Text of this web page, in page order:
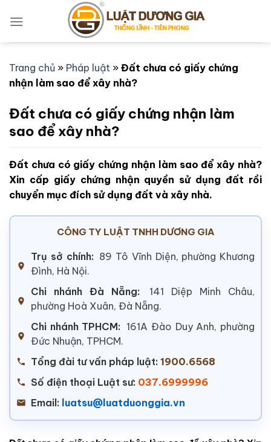
qua
Trang chủ » Pháp luật » Đất chưa có giấy chứng
nhận làm sao để xây nhà?
Đất chưa có giấy chứng nhận làm
sao để xây nhà?
Đất chưa có giấy chứng nhận làm sao để xây nhà?
Xin cấp giấy chứng nhận quyền sử dụng đất rồi
chuyển mục đích sử dụng đất và xây nhà.
CÔNG TY LUẬT TNHH DƯƠNG GIA
Trụ sở chính: 89 Tô Vĩnh Diện, phường Khương
Đình, Hà Nội.
Chi nhánh Đà Nẵng:
141 Diệp Minh Châu,
phường Hoà Xuân, Đà Nẵng.
Chi nhánh TPHCM: 161A Đào Duy Anh, phường
Đức Nhuận, TPHCM.
Tổng đài tư vấn pháp luật: 1900.6568
Số điện thoại Luật sư: 037.6999996
Email: luatsu@luatduonggia.vn